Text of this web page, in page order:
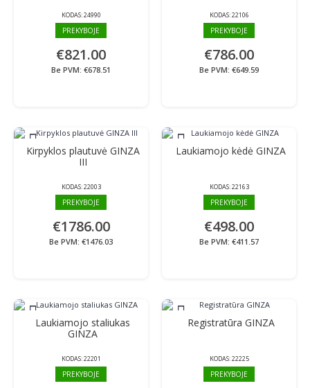
KODAS:24990
PREKYBOJE
€821.00
Be PVM: €678.51
KODAS:22106
PREKYBOJE
€786.00
Be PVM: €649.59
Kirpyklos plautuvė GINZA
III
KODAS:22003
PREKYBOJE
€1786.00
Be PVM: €1476.03
Laukiamojo kėdė GINZA
KODAS:22163
PREKYBOJE
€498.00
Be PVM: €411.57
Laukiamojo staliukas
GINZA
KODAS:22201
PREKYBOJE
Registratūra GINZA
KODAS:22225
PREKYBOJE